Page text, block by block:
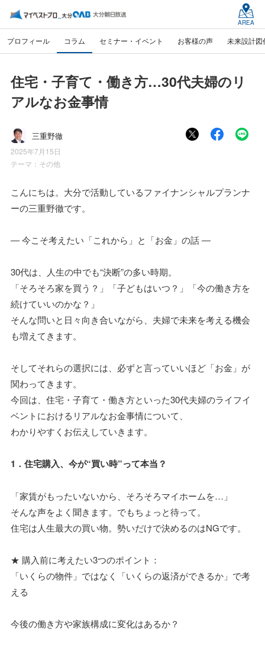
AREA
プロフィール コラム セミナー・イベント お客様の声 未来設計図
住宅・子育て・働き方…30代夫婦のリ
アルなお金事情
三重野徹
2025年7月15日
テーマ： その他
こんにちは。大分で活動しているファイナンシャルプランナ
ーの三重野徹です。
― 今こそ考えたい「これから」と「お金」の話 ―
30代は、人生の中でも“決断”の多い時期。
「そろそろ家を買う？」「子どもはいつ？」「今の働き方を
続けていいのかな？」
そんな問いと日々向き合いながら、夫婦で未来を考える機会
も増えてきます。
そしてそれらの選択には、必ずと言っていいほど「お金」が
関わってきます。
今回は、住宅・子育て・働き方といった30代夫婦のライフイ
ベントにおけるリアルなお金事情について、
わかりやすくお伝えしていきます。
1．住宅購入、今が“買い時”って本当？
「家賃がもったいないから、そろそろマイホームを…」
そんな声をよく聞きます。でもちょっと待って。
住宅は人生最大の買い物。勢いだけで決めるのはNGです。
★ 購入前に考えたい3つのポイント：
「いくらの物件」ではなく「いくらの返済ができるか」で考
える
今後の働き方や家族構成に変化はあるか？